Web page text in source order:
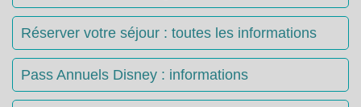
Réserver votre séjour : toutes les informations
Pass Annuels Disney : informations